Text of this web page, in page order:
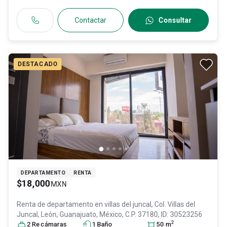
Contactar Consultar
DESTACADO
DEPARTAMENTO RENTA
$18,000 MXN
Renta de departamento en villas del juncal, Col. Villas del
Juncal,
León, Guanajuato, México, C.P. 37180, ID: 30523256
2 Recámaras 1 Baño 50 m2